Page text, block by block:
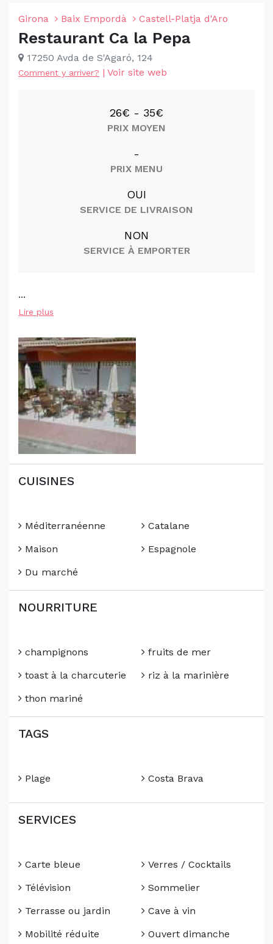
Girona Baix Empordà Castell-Platja d'Aro
Restaurant Ca la Pepa
17250 Avda de S'Agaró, 124
Comment y arriver? | Voir site web
26€ - 35€
PRIX MOYEN
-
PRIX MENU
OUI
SERVICE DE LIVRAISON
NON
SERVICE À EMPORTER
...
Lire plus
CUISINES
Méditerranéenne
Maison
Du marché
Catalane
Espagnole
NOURRITURE
champignons
toast à la charcuterie
thon mariné
fruits de mer
riz à la marinière
TAGS
Plage Costa Brava
SERVICES
Carte bleue
Télévision
Terrasse ou jardin
Mobilité réduite
Verres / Cocktails
Sommelier
Cave à vin
Ouvert dimanche